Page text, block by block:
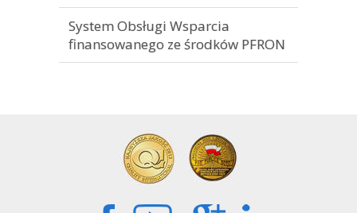
System Obsługi Wsparcia
finansowanego ze środków PFRON